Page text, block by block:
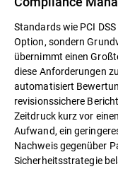
Standards wie PCI
Option, sondern
übernimmt einen
diese Anforderungen
automatisiert
revisionssichere
Zeitdruck kurz vor
Aufwand, ein
Nachweis gegenüber
Sicherheitsstrategie